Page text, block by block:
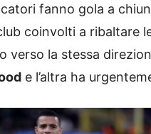
fanno gola a
coinvolti a ribaltare
verso la stessa
e l’altra ha